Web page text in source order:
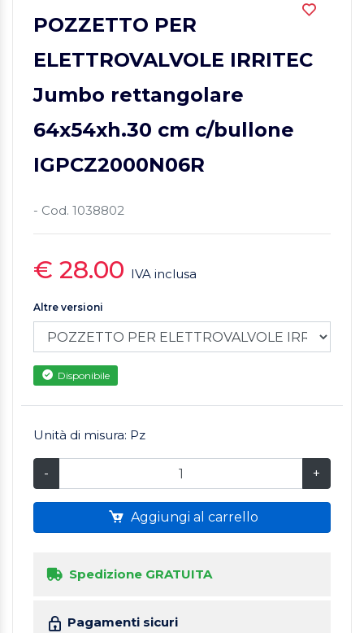
POZZETTO PER
ELETTROVALVOLE IRRITEC
Jumbo rettangolare
64x54xh.30 cm c/bullone
IGPCZ2000N06R
- Cod. 1038802
€ 28.00 IVA inclusa
Altre versioni
Disponibile
Unità di misura: Pz
- +
Aggiungi al carrello
Spedizione GRATUITA
Pagamenti sicuri